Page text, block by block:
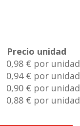
Precio unidad
0,98 € por unidad
0,94 € por unidad
0,90 € por unidad
0,88 € por unidad